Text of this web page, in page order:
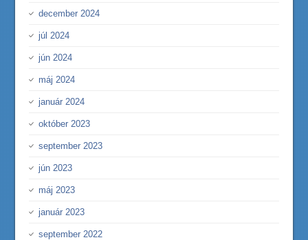
december 2024
júl 2024
jún 2024
máj 2024
január 2024
október 2023
september 2023
jún 2023
máj 2023
január 2023
september 2022